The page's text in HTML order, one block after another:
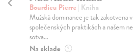
Bourdieu Pierre | Kniha
Mužská dominance je tak zakotvena
společenských praktikách a našem
sotva...
Na sklade ?